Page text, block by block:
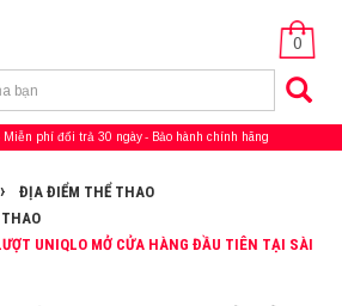
0
Miễn phí đổi trả 30 ngày Bảo hành chính hãng
ĐỊA ĐIỂM THỂ THAO
UNIQLO MỞ CỬA HÀNG ĐẦU TIÊN TẠI SÀI